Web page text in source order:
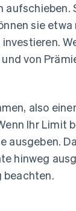
sie
von
also
Ihr Limit
ausgeben.
hinweg
beachten.